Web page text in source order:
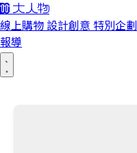
線上購物 設計創意 特別企劃
報導